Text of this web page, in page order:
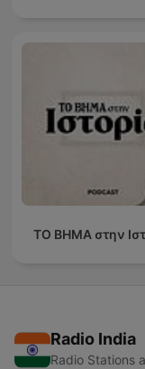
ΤΟ ΒΗΜΑ στην
Radio India
Radio Stations